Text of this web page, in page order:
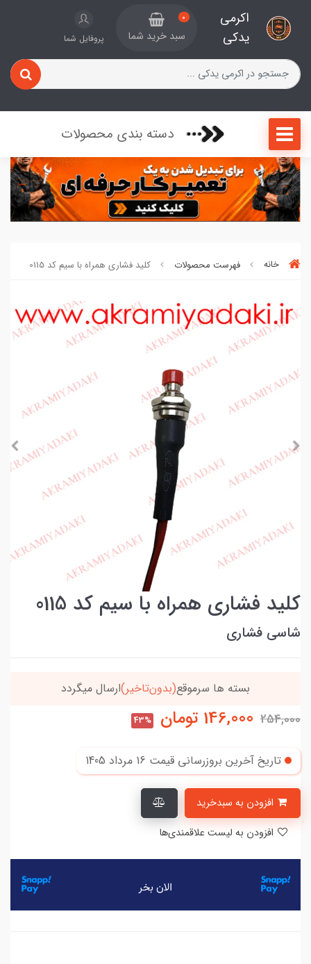
اکرمی
یدکی
0
سبد خرید شما پروفایل شما
دسته بندی محصولات
خانه فهرست محصولات کلید فشاری همراه با سیم کد 0115
کلید فشاری همراه با سیم کد 0115
شاسی فشاری
خریدتو به5میلیون برسون،ارسالت‌رایگانه
254,000
146,000 تومان 43%
تاریخ آخرین بروزرسانی قیمت 16 مرداد 1405